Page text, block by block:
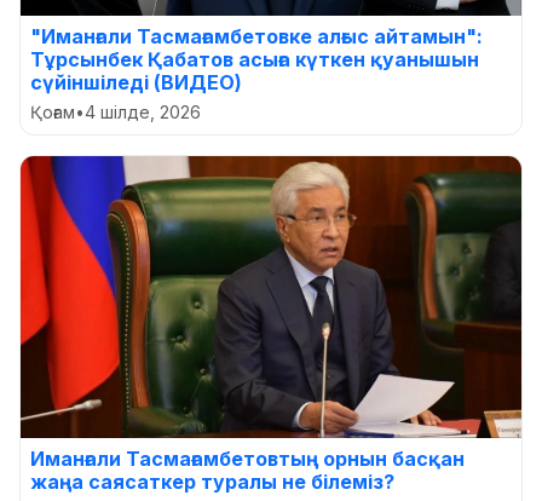
"Иманғали Тасмағамбетовке алғыс айтамын":
Тұрсынбек Қабатов асыға күткен қуанышын
сүйіншіледі (ВИДЕО)
Қоғам•4 шілде, 2026
Иманғали Тасмағамбетовтың орнын басқан
жаңа саясаткер туралы не білеміз?